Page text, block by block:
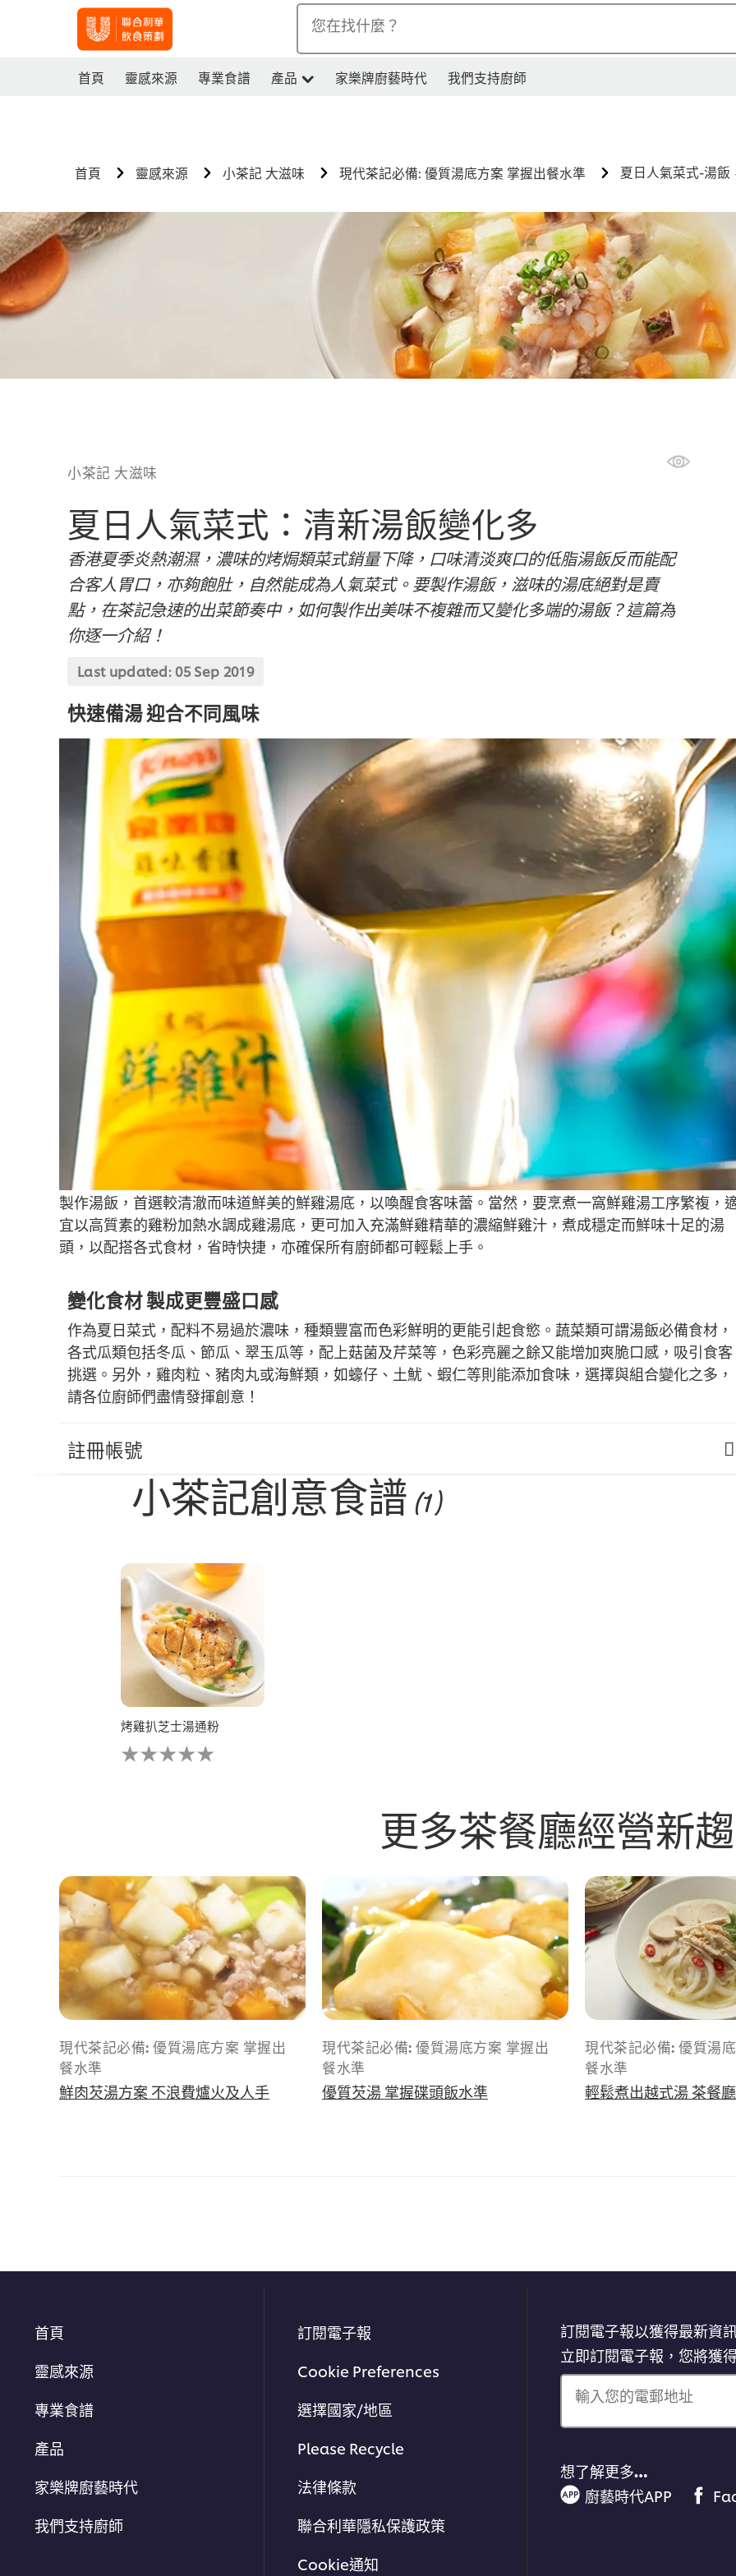
您在找什麼？
首頁 靈感來源 專業食譜 產品 家樂牌廚藝時代 我們支持廚師
首頁 靈感來源 小茶記 大滋味 現代茶記必備: 優質湯底方案 掌握出餐水準 夏日人氣菜式-湯飯
小茶記 大滋味
夏日人氣菜式：清新湯飯變化多
香港夏季炎熱潮濕，濃味的烤焗類菜式銷量下降，口味清淡爽口的低脂湯飯反而能配
合客人胃口，亦夠飽肚，自然能成為人氣菜式。要製作湯飯，滋味的湯底絕對是賣
點，在茶記急速的出菜節奏中，如何製作出美味不複雜而又變化多端的湯飯？這篇為
你逐一介紹！
Last updated:05 Sep 2019
快速備湯 迎合不同風味
製作湯飯，首選較清澈而味道鮮美的鮮雞湯底，以喚醒食客味蕾。當然，要烹煮一窩鮮雞湯工序繁複，
宜以高質素的雞粉加熱水調成雞湯底，更可加入充滿鮮雞精華的濃縮鮮雞汁，煮成穩定而鮮味十足的湯
頭，以配搭各式食材，省時快捷，亦確保所有廚師都可輕鬆上手。
變化食材 製成更豐盛口感
作為夏日菜式，配料不易過於濃味，種類豐富而色彩鮮明的更能引起食慾。蔬菜類可謂湯飯必備食材，
各式瓜類包括冬瓜、節瓜、翠玉瓜等，配上菇菌及芹菜等，色彩亮麗之餘又能增加爽脆口感，吸引食客
挑選。另外，雞肉粒、豬肉丸或海鮮類，如蠔仔、土魷、蝦仁等則能添加食味，選擇與組合變化之多，
請各位廚師們盡情發揮創意！
註冊帳號
小茶記創意食譜(1)
烤雞扒芝士湯通粉
没
有
级
更多茶餐廳經營新
現代茶記必備: 優質湯底方案 掌握出
餐水準
鮮肉芡湯方案 不浪費爐火及人手
現代茶記必備: 優質湯底方案 掌握出
餐水準
優質芡湯 掌握碟頭飯水準
現代茶記必備: 優質湯
餐水準
輕鬆煮出越式湯 茶餐
首頁
靈感來源
專業食譜
產品
家樂牌廚藝時代
我們支持廚師
訂閱電子報
Cookie Preferences
選擇國家/地區
Please Recycle
法律條款
聯合利華隱私保護政策
Cookie通知
訂閱電子報以獲得最新資
立即訂閱電子報，您將獲
輸入您的電郵地址
想了解更多…
廚藝時代APP